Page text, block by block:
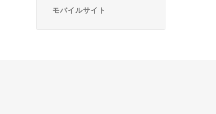
モバイルサイト